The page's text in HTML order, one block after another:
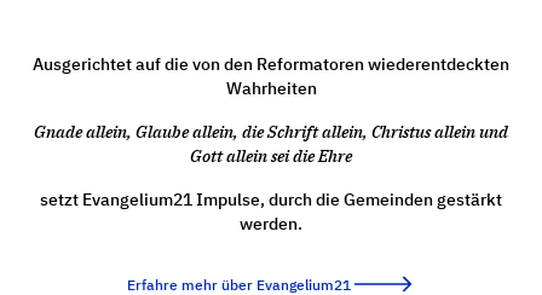
Ausgerichtet auf die von den Reformatoren wiederentdeckten
Wahrheiten
Gnade allein, Glaube allein, die Schrift allein, Christus allein und
Gott allein sei die Ehre
setzt Evangelium21 Impulse, durch die Gemeinden gestärkt
werden.
Erfahre mehr über Evangelium21